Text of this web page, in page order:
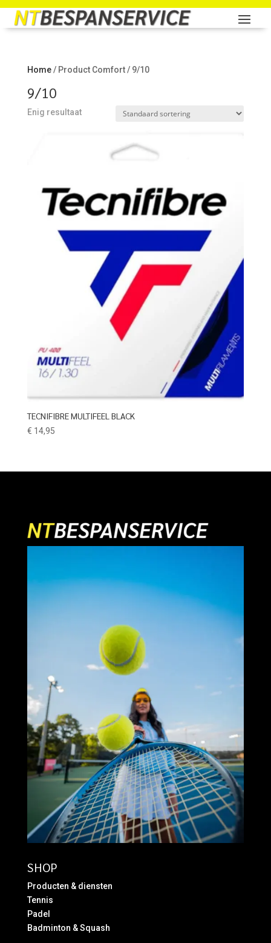
Home/ Product Comfort / 9/10
9/10
Enig resultaat
TECNIFIBRE MULTIFEEL BLACK
€ 14,95
SHOP
Producten & diensten
Tennis
Padel
Badminton & Squash